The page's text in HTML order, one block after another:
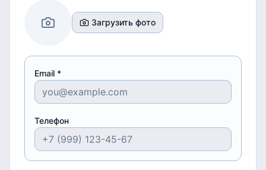
Загрузить фото
Email *
Телефон